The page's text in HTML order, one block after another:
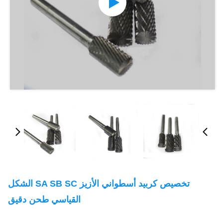
تخصيص كربيد أسطواني الأزيز SA SB SC الشكل
القياسي طحن دقيق